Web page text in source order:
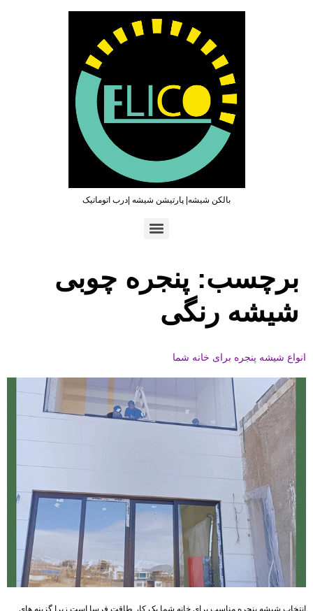
بالکن شیشه| پارتیشن شیشه |درب اتوماتیک
برچسب: پنجره چوبی
شیشه رنگی
انواع شیشه پنجره برای خانه شما
انتخاب شیشه پنجره مناسب برای خانه شما یک کار طاقت فرسا است زیرا گزینه های